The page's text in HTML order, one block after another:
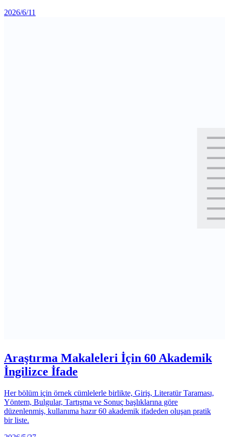
2026/6/11
Araştırma Makaleleri İçin 60 Akademik
İngilizce İfade
Her bölüm için örnek cümlelerle birlikte, Giriş, Literatür Taraması,
Yöntem, Bulgular, Tartışma ve Sonuç başlıklarına göre
düzenlenmiş, kullanıma hazır 60 akademik ifadeden oluşan pratik
bir liste.